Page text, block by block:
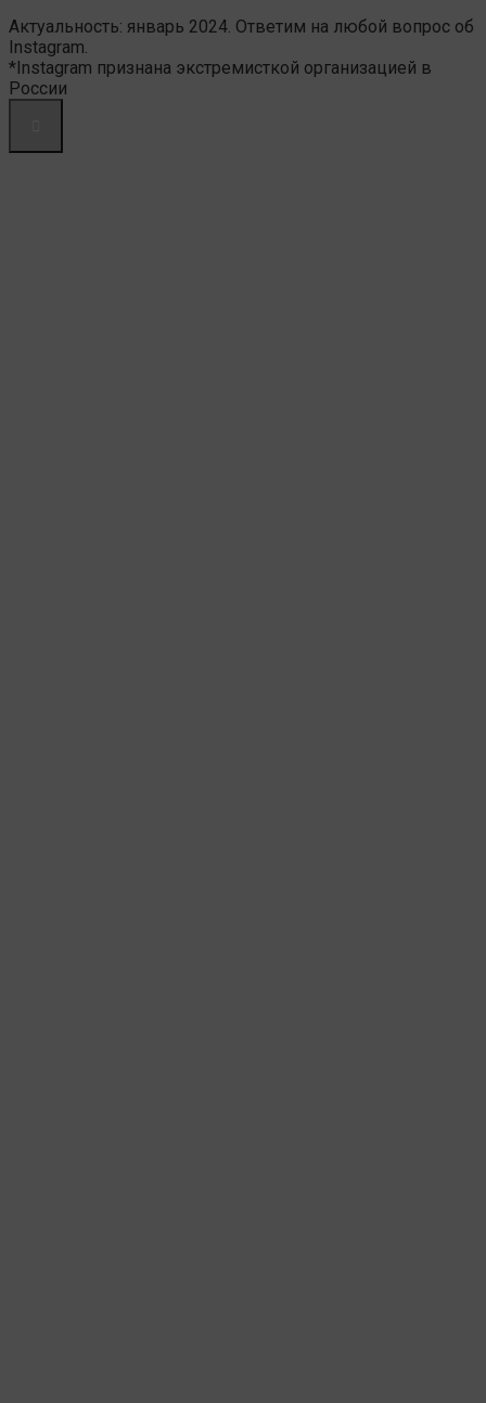
Актуальность: январь 2024. Ответим на любой вопрос об
Instagram.
*Instagram признана экстремисткой организацией в
России